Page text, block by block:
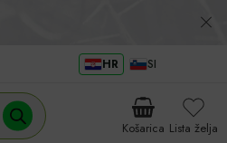
HR SI
Košarica Lista želja